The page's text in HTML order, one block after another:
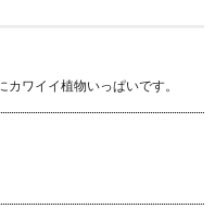
ワイイ植物いっぱいです。